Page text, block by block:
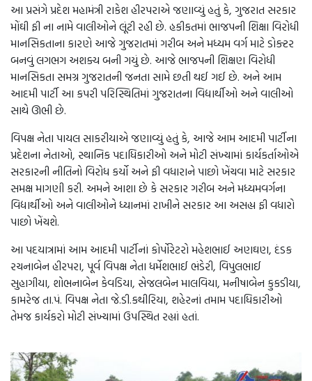
આ પ્રસંગે પ્રદેશ મહામંત્રી રાકેશ હીરપરાએ જણાવ્યું હતું કે, ગુજરાત સરકાર
મોંઘી ફી ના નામે વાલીઓને લૂંટી રહી છે. હકીકતમાં ભાજપની શિક્ષા વિરોધી
માનસિકતાના કારણે આજે ગુજરાતમાં ગરીબ અને મધ્યમ વર્ગ માટે ડોક્ટર
બનવું લગભગ અશક્ય બની ગયું છે. આજે ભાજપની શિક્ષણ વિરોધી
માનસિકતા સમગ્ર ગુજરાતની જનતા સામે છતી થઈ ગઈ છે. અને આમ
આદમી પાર્ટી આ કપરી પરિસ્થિતિમાં ગુજરાતના વિદ્યાર્થીઓ અને વાલીઓ
સાથે ઊભી છે.
વિપક્ષ નેતા પાયલ સાકરીયાએ જણાવ્યું હતું કે, આજે આમ આદમી પાર્ટીના
પ્રદેશના નેતાઓ, સ્થાનિક પદાધિકારીઓ અને મોટી સંખ્યામાં કાર્યકર્તાઓએ
સરકારની નીતિનો વિરોધ કર્યો અને ફી વધારાને પાછો ખેંચવા માટે સરકાર
સમક્ષ માગણી કરી. અમને આશા છે કે સરકાર ગરીબ અને મધ્યમવર્ગના
વિદ્યાર્થીઓ અને વાલીઓને ધ્યાનમાં રાખીને સરકાર આ અસહ્ય ફી વધારો
પાછો ખેંચશે.
આ પદયાત્રામાં આમ આદમી પાર્ટીનાં કોર્પોરેટરો મહેશભાઈ અણઘણ, દંડક
રચનાબેન હીરપરા, પૂર્વ વિપક્ષ નેતા ધર્મેશભાઈ ભંડેરી, વિપુલભાઈ
સુહાગીયા, શોભનાબેન કેવડિયા, સેજલબેન માલવિયા, મનીષાબેન કુકડીયા,
કામરેજ તા.પં. વિપક્ષ નેતા જે.ડી.કથીરિયા, શહેરનાં તમામ પદાધિકારીઓ
તેમજ કાર્યકરો મોટી સંખ્યામાં ઉપસ્થિત રહ્યાં હતાં.